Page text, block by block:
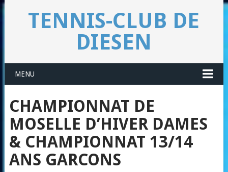
TENNIS-CLUB DE
DIESEN
MENU
CHAMPIONNAT DE
MOSELLE D’HIVER DAMES
& CHAMPIONNAT 13/14
ANS GARCONS